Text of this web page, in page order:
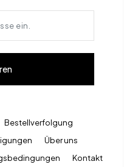
Bestellverfolgung
Über uns
Kontakt